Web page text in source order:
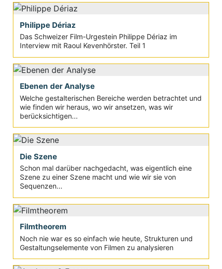
Philippe Dériaz
Das Schweizer Film-Urgestein Philippe Dériaz im
Interview mit Raoul Kevenhörster. Teil 1
Ebenen der Analyse
Welche gestalterischen Bereiche werden betrachtet und
wie finden wir heraus, wo wir ansetzen, was wir
berücksichtigen...
Die Szene
Schon mal darüber nachgedacht, was eigentlich eine
Szene zu einer Szene macht und wie wir sie von
Sequenzen...
Filmtheorem
Noch nie war es so einfach wie heute, Strukturen und
Gestaltungselemente von Filmen zu analysieren